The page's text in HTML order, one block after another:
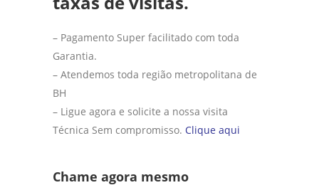
– Pagamento Super facilitado com toda
Garantia.
– Atendemos toda região metropolitana de
BH
– Ligue agora e solicite a nossa visita
Técnica Sem compromisso. Clique aqui
Chame agora mesmo